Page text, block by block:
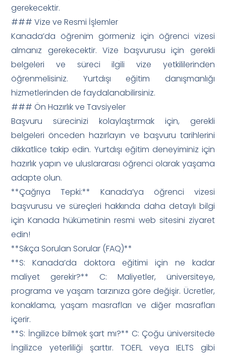
gerekecektir.
### Vize ve Resmi İşlemler
Kanada’da öğrenim görmeniz için öğrenci vizesi
almanız gerekecektir. Vize başvurusu için gerekli
belgeleri ve süreci ilgili vize yetkililerinden
öğrenmelisiniz. Yurtdışı eğitim danışmanlığı
hizmetlerinden de faydalanabilirsiniz.
### Ön Hazırlık ve Tavsiyeler
Başvuru sürecinizi kolaylaştırmak için, gerekli
belgeleri önceden hazırlayın ve başvuru tarihlerini
dikkatlice takip edin. Yurtdışı eğitim deneyiminiz için
hazırlık yapın ve uluslararası öğrenci olarak yaşama
adapte olun.
**Çağrıya Tepki:** Kanada’ya öğrenci vizesi
başvurusu ve süreçleri hakkında daha detaylı bilgi
için Kanada hükümetinin resmi web sitesini ziyaret
edin!
**Sıkça Sorulan Sorular (FAQ)**
**S: Kanada’da doktora eğitimi için ne kadar
maliyet gerekir?** C: Maliyetler, üniversiteye,
programa ve yaşam tarzınıza göre değişir. Ücretler,
konaklama, yaşam masrafları ve diğer masrafları
içerir.
**S: İngilizce bilmek şart mı?** C: Çoğu üniversitede
İngilizce yeterliliği şarttır. TOEFL veya IELTS gibi